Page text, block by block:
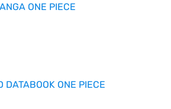
ONE PIECE
DATABOOK ONE PIECE